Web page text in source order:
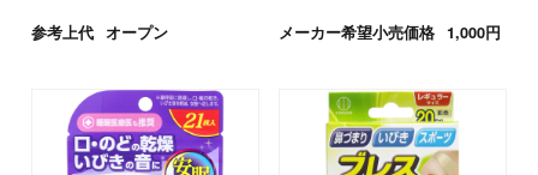
参考上代 オープン メーカー希望小売価格 1,000円